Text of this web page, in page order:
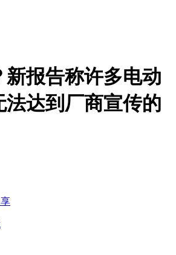
新报告称许多电动
法达到厂商宣传的